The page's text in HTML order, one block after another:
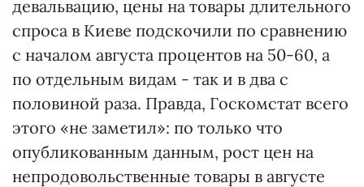
девальвацию, цены на товары длительного
спроса в Киеве подскочили по сравнению
с началом августа процентов на 50-60, а
по отдельным видам - так и в два с
половиной раза. Правда, Госкомстат всего
этого «не заметил»: по только что
опубликованным данным, рост цен на
непродовольственные товары в августе